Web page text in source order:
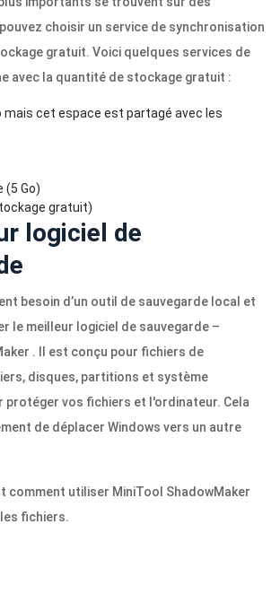
choisir un service de synchronisation
gratuit. Voici quelques services de
avec la quantité de stockage gratuit :
mais cet espace est partagé avec les
(5 Go)
gratuit)
logiciel de
besoin d’un outil de sauvegarde local et
le meilleur logiciel de sauvegarde –
. Il est conçu pour fichiers de
disques, partitions et système
protéger vos fichiers et l'ordinateur. Cela
de déplacer Windows vers un autre
comment utiliser MiniTool ShadowMaker
fichiers.